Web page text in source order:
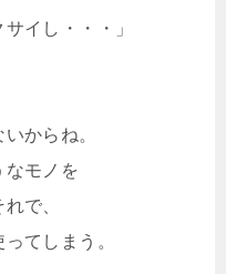
イし・・・」
からね。
なモノを
で、
てしまう。